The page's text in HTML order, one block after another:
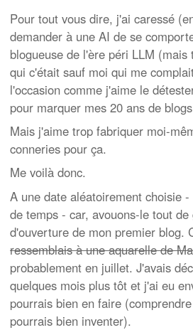
Pour tout vous dire, j'ai caressé
demander à une AI de se
blogueuse de l'ère péri LLM
qui c'était sauf moi qui me
l'occasion comme j'aime le
pour marquer mes 20 ans de
Mais j'aime trop fabriquer moi-
conneries pour ça.
Me voilà donc.
A une date aléatoirement choisie
de temps - car, avouons-le tout
d'ouverture de mon premier blog.
ressemblais à une aquarelle de
probablement en juillet. J'avais
quelques mois plus tôt et j'ai eu
pourrais bien en faire
pourrais bien inventer).